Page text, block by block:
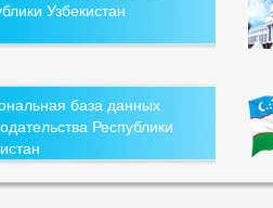
Узбекистан
база данных
Республики